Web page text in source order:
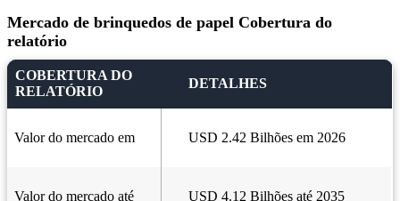
Mercado de brinquedos de papel Cobertura do
relatório
COBERTURA DO
RELATÓRIO
DETALHES
Valor do mercado em USD 2.42 Bilhões em 2026
Valor do mercado até USD 4.12 Bilhões até 2035